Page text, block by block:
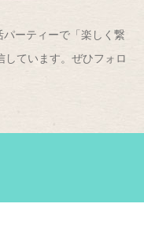
パーティーで「楽しく繋
しています。ぜひフォロ